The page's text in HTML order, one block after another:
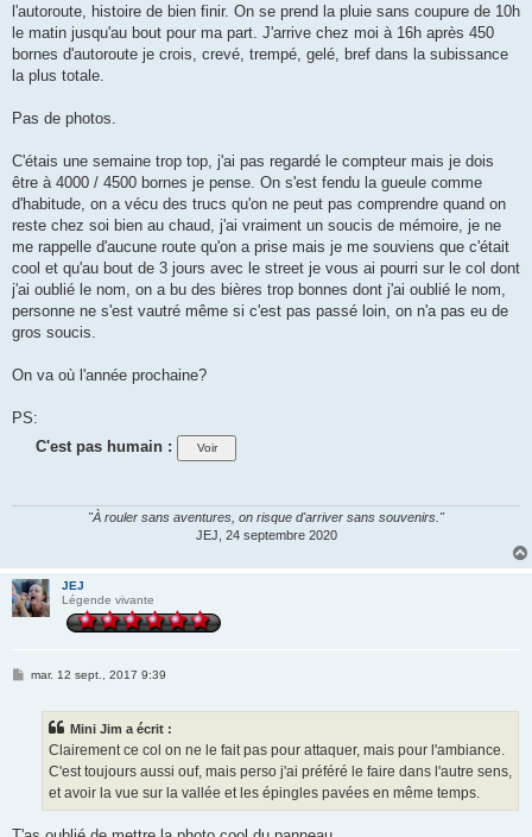
l'autoroute, histoire de bien finir. On se prend la pluie sans coupure de 10h
le matin jusqu'au bout pour ma part. J'arrive chez moi à 16h après 450
bornes d'autoroute je crois, crevé, trempé, gelé, bref dans la subissance
la plus totale.
Pas de photos.
C'étais une semaine trop top, j'ai pas regardé le compteur mais je dois
être à 4000 / 4500 bornes je pense. On s'est fendu la gueule comme
d'habitude, on a vécu des trucs qu'on ne peut pas comprendre quand on
reste chez soi bien au chaud, j'ai vraiment un soucis de mémoire, je ne
me rappelle d'aucune route qu'on a prise mais je me souviens que c'était
cool et qu'au bout de 3 jours avec le street je vous ai pourri sur le col dont
j'ai oublié le nom, on a bu des bières trop bonnes dont j'ai oublié le nom,
personne ne s'est vautré même si c'est pas passé loin, on n'a pas eu de
gros soucis.
On va où l'année prochaine?
PS:
C'est pas humain :
"À rouler sans aventures, on risque d'arriver sans souvenirs."
JEJ, 24 septembre 2020
JEJ
Légende vivante
Mmar. 12 sept., 2017 9:39
Mini Jim a écrit :
Clairement ce col on ne le fait pas pour attaquer, mais pour l'ambiance.
C'est toujours aussi ouf, mais perso j'ai préféré le faire dans l'autre sens,
et avoir la vue sur la vallée et les épingles pavées en même temps.